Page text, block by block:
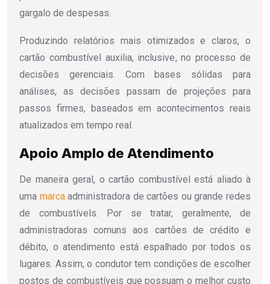
gargalo de despesas.
Produzindo relatórios mais otimizados e claros, o
cartão combustível auxilia, inclusive, no processo de
decisões gerenciais. Com bases sólidas para
análises, as decisões passam de projeções para
passos firmes, baseados em acontecimentos reais
atualizados em tempo real.
Apoio Amplo de Atendimento
De maneira geral, o cartão combustível está aliado à
uma marcaadministradora de cartões ou grande redes
de combustívels. Por se tratar, geralmente, de
administradoras comuns aos cartões de crédito e
débito, o atendimento está espalhado por todos os
lugares. Assim, o condutor tem condições de escolher
postos de combustíveis que possuam o melhor custo